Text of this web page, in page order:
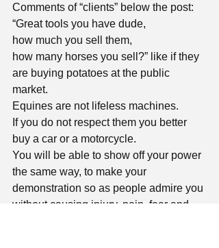
Comments of “clients” below the post:
“Great tools you have dude,
how much you sell them,
how many horses you sell?” like if they
are buying potatoes at the public
market.
Equines are not lifeless machines.
If you do not respect them you better
buy a car or a motorcycle.
You will be able to show off your power
the same way, to make your
demonstration so as people admire you
without causing injury, pain, fear and